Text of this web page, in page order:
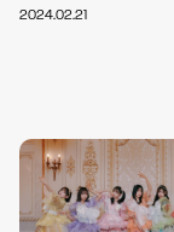
2024.02.21